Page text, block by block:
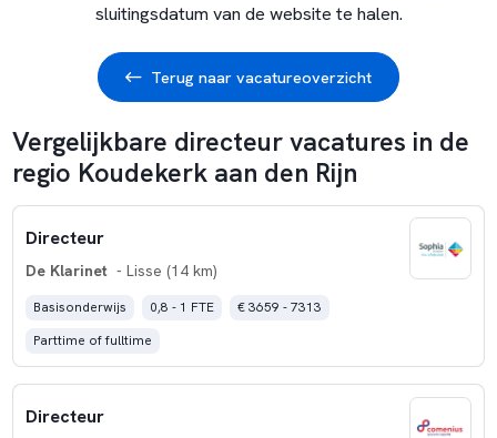
sluitingsdatum van de website te halen.
Terug naar vacatureoverzicht
Vergelijkbare directeur vacatures in de
regio Koudekerk aan den Rijn
Directeur
De Klarinet - Lisse (14 km)
Basisonderwijs 0,8 - 1 FTE
€ 3659 - 7313
Parttime of fulltime
Directeur